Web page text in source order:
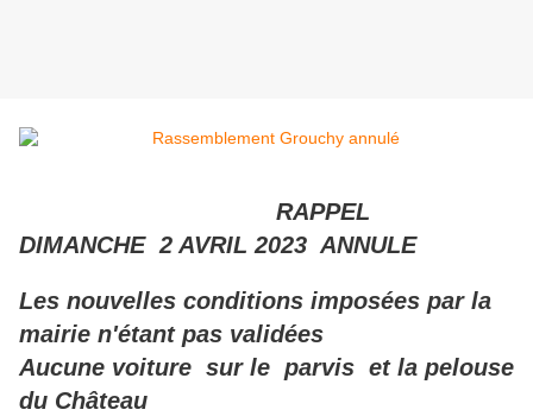
RAPPEL
DIMANCHE 2 AVRIL 2023 ANNULE
Les nouvelles conditions imposées par la
mairie n'étant pas validées
Aucune voiture sur le parvis et la pelouse
du Château